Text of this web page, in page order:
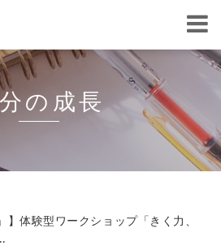
の成長
】体験型ワークショップ「きく力、